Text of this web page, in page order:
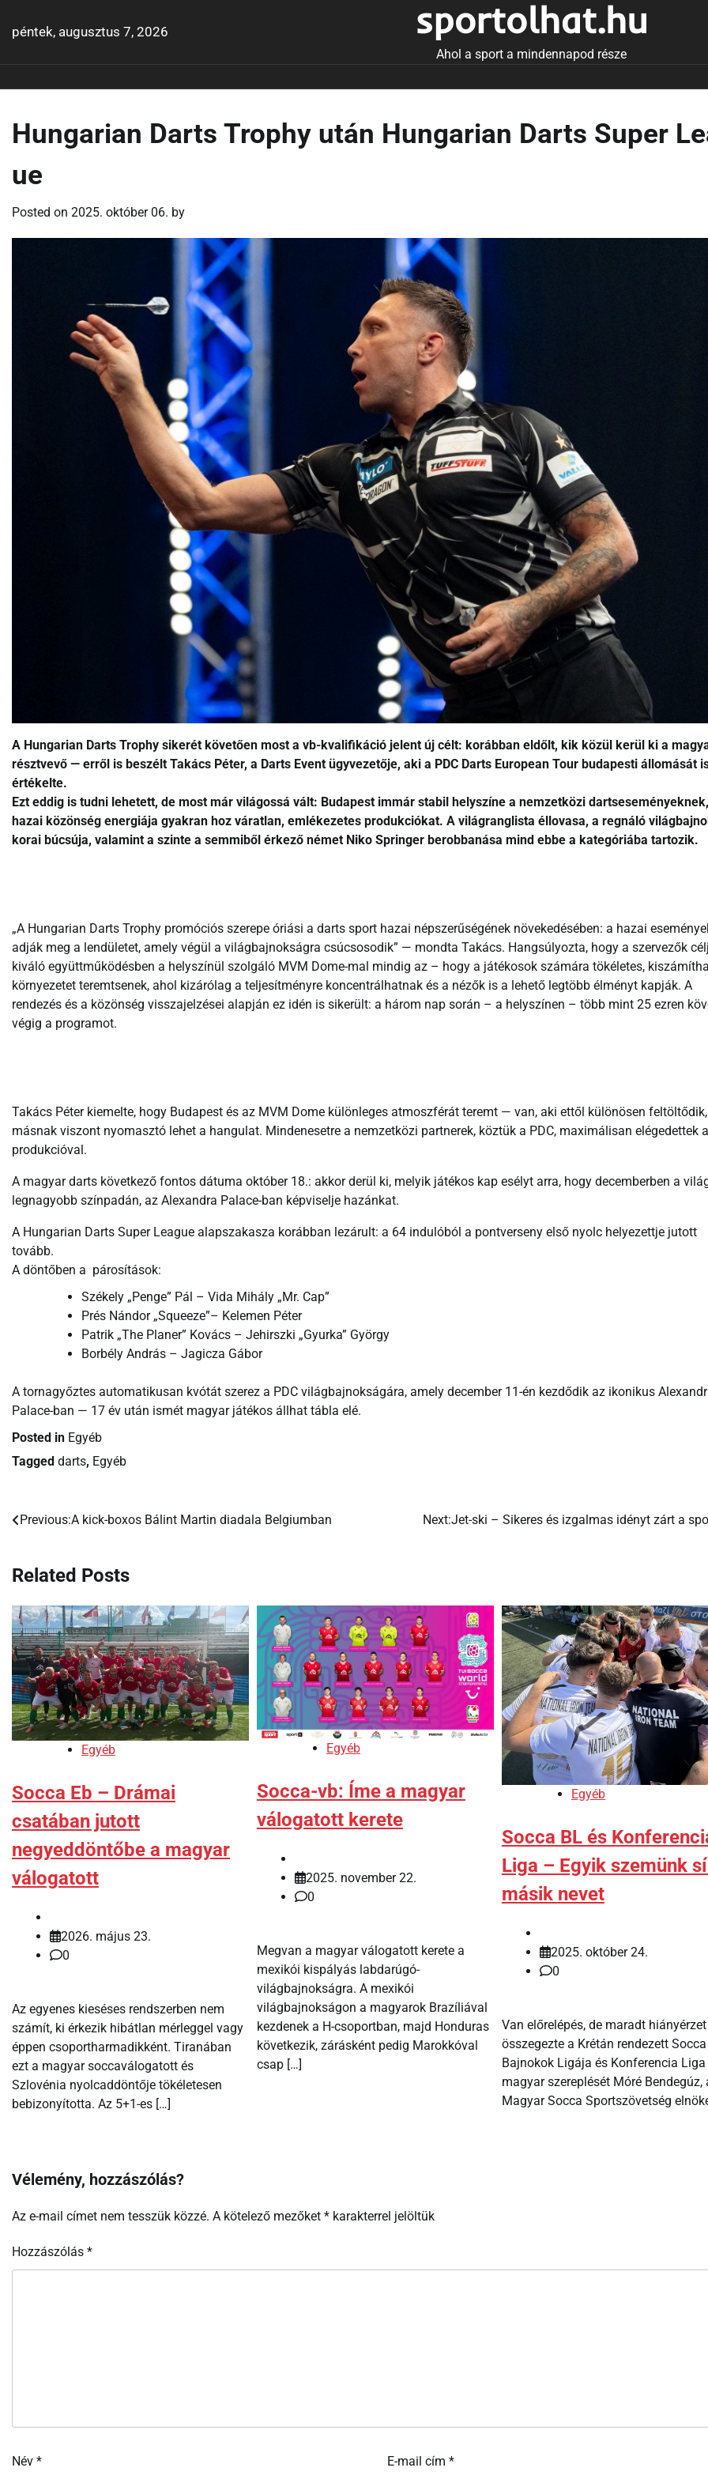
péntek, augusztus 7, 2026 sportolhat.hu
Ahol a sport a mindennapod része
Hungarian Darts Trophy után Hungarian Darts Super
ue
Posted on 2025. október 06. by
A Hungarian Darts Trophy sikerét követően most a vb-kvalifikáció jelent új célt: korábban eldőlt, kik közül kerül ki a
résztvevő — erről is beszélt Takács Péter, a Darts Event ügyvezetője, aki a PDC Darts European Tour budapesti állomását
értékelte.
Ezt eddig is tudni lehetett, de most már világossá vált: Budapest immár stabil helyszíne a nemzetközi
hazai közönség energiája gyakran hoz váratlan, emlékezetes produkciókat. A világranglista éllovasa, a regnáló
korai búcsúja, valamint a szinte a semmiből érkező német Niko Springer berobbanása mind ebbe a kategóriába tartozik.
„A Hungarian Darts Trophy promóciós szerepe óriási a darts sport hazai népszerűségének növekedésében: a hazai
adják meg a lendületet, amely végül a világbajnokságra csúcsosodik” — mondta Takács. Hangsúlyozta, hogy a szervezők
kiváló együttműködésben a helyszínül szolgáló MVM Dome-mal mindig az – hogy a játékosok számára tökéletes,
környezetet teremtsenek, ahol kizárólag a teljesítményre koncentrálhatnak és a nézők is a lehető legtöbb élményt kapják. A
rendezés és a közönség visszajelzései alapján ez idén is sikerült: a három nap során – a helyszínen – több mint 25 ezren
végig a programot.
Takács Péter kiemelte, hogy Budapest és az MVM Dome különleges atmoszférát teremt — van, aki ettől különösen feltöltődik,
másnak viszont nyomasztó lehet a hangulat. Mindenesetre a nemzetközi partnerek, köztük a PDC, maximálisan elégedettek a
produkcióval.
A magyar darts következő fontos dátuma október 18.: akkor derül ki, melyik játékos kap esélyt arra, hogy decemberben a
legnagyobb színpadán, az Alexandra Palace-ban képviselje hazánkat.
A Hungarian Darts Super League alapszakasza korábban lezárult: a 64 indulóból a pontverseny első nyolc helyezettje jutott
tovább.
A döntőben a párosítások:
Székely „Penge” Pál – Vida Mihály „Mr. Cap”
Prés Nándor „Squeeze”– Kelemen Péter
Patrik „The Planer” Kovács – Jehirszki „Gyurka” György
Borbély András – Jagicza Gábor
A tornagyőztes automatikusan kvótát szerez a PDC világbajnokságára, amely december 11-én kezdődik az ikonikus
Palace-ban — 17 év után ismét magyar játékos állhat tábla elé.
Posted in Egyéb
Tagged darts, Egyéb
Bejegyzés
Previous:A kick-boxos Bálint Martin diadala Belgiumban Next:Jet-ski – Sikeres és izgalmas idényt zárt a
Related Posts
Egyéb
Socca Eb – Drámai
csatában jutott
negyeddöntőbe a magyar
válogatott
2026. május 23.
0
Az egyenes kieséses rendszerben nem
számít, ki érkezik hibátlan mérleggel vagy
éppen csoportharmadikként. Tiranában
ezt a magyar soccaválogatott és
Szlovénia nyolcaddöntője tökéletesen
bebizonyította. Az 5+1-es […]
Egyéb
Socca-vb: Íme a magyar
válogatott kerete
2025. november 22.
0
Megvan a magyar válogatott kerete a
mexikói kispályás labdarúgó-
világbajnokságra. A mexikói
világbajnokságon a magyarok Brazíliával
kezdenek a H-csoportban, majd Honduras
következik, zárásként pedig Marokkóval
csap […]
Egyéb
Socca BL és
Liga – Egyik szemünk
másik nevet
2025. október 24.
0
Van előrelépés, de maradt
összegezte a Krétán rendezett Socca
Bajnokok Ligája és Konferencia Liga
magyar szereplését Móré Bendegúz,
Magyar Socca Sportszövetség
Vélemény, hozzászólás?
Az e-mail címet nem tesszük közzé. A kötelező mezőket * karakterrel jelöltük
Hozzászólás *
Név * E-mail cím *